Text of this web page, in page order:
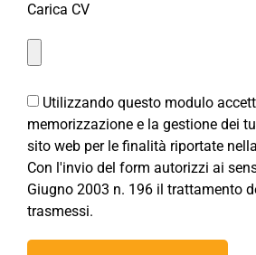
Carica CV
Utilizzando questo modulo
memorizzazione e la gestione dei
sito web per le finalità riportate nella
Con l'invio del form autorizzi ai
Giugno 2003 n. 196 il trattamento
trasmessi.